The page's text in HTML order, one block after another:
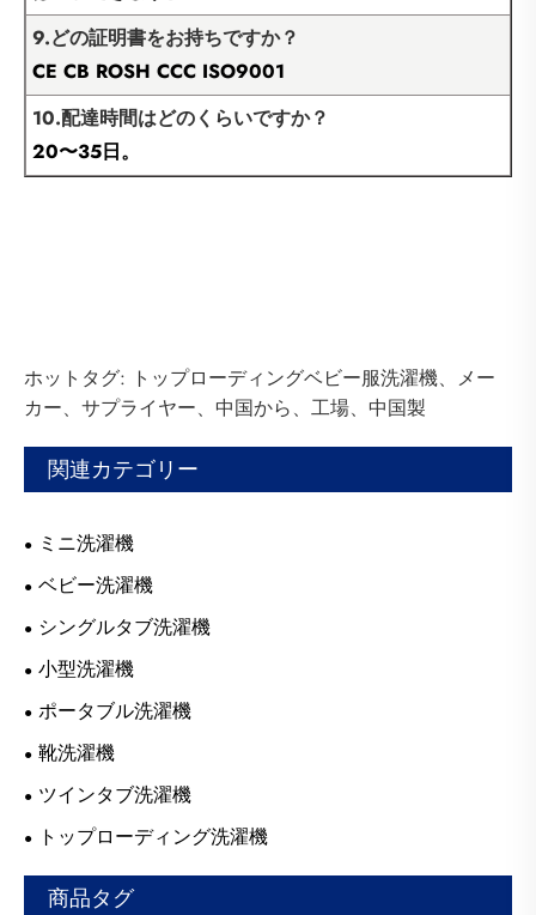
9.どの証明書をお持ちですか？
CE CB ROSH CCC ISO9001
10.配達時間はどのくらいですか？
20〜35日。
ホットタグ: トップローディングベビー服洗濯機、メー
カー、サプライヤー、中国から、工場、中国製
関連カテゴリー
ミニ洗濯機
ベビー洗濯機
シングルタブ洗濯機
小型洗濯機
ポータブル洗濯機
靴洗濯機
ツインタブ洗濯機
トップローディング洗濯機
商品タグ